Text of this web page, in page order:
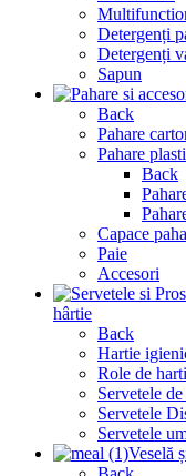
Detergenți
Detergenți
Sapun
Back
Pahare
Pahare
Back
Capace
Paie
Accesori
hârtie
Back
Hartie
Role de
Servetele de
Servetele
Servetele
Veselă